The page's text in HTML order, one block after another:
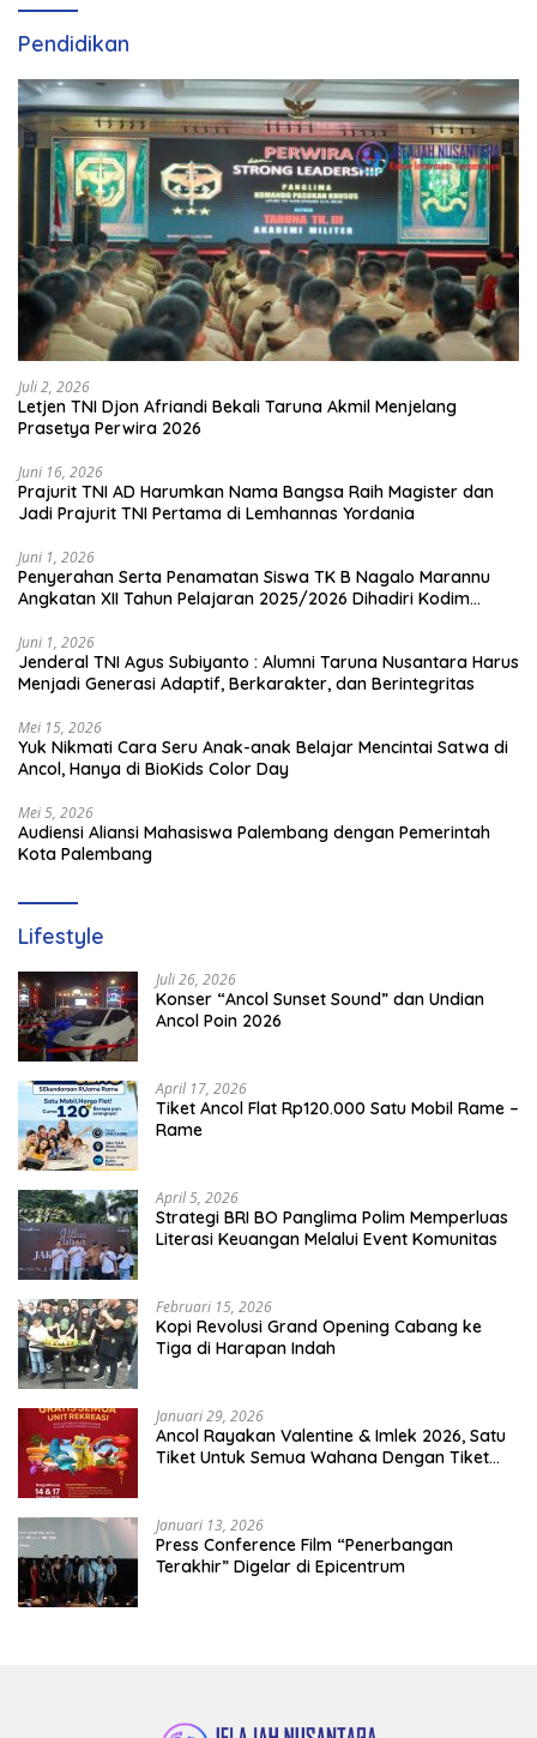
Pendidikan
Juli 2, 2026
Letjen TNI Djon Afriandi Bekali Taruna Akmil Menjelang
Prasetya Perwira 2026
Juni 16, 2026
Prajurit TNI AD Harumkan Nama Bangsa Raih Magister dan
Jadi Prajurit TNI Pertama di Lemhannas Yordania
Juni 1, 2026
Penyerahan Serta Penamatan Siswa TK B Nagalo Marannu
Angkatan XII Tahun Pelajaran 2025/2026 Dihadiri Kodim
Juni 1, 2026
Jenderal TNI Agus Subiyanto : Alumni Taruna Nusantara Harus
Menjadi Generasi Adaptif, Berkarakter, dan Berintegritas
Mei 15, 2026
Yuk Nikmati Cara Seru Anak-anak Belajar Mencintai Satwa di
Ancol, Hanya di BioKids Color Day
Mei 5, 2026
Audiensi Aliansi Mahasiswa Palembang dengan Pemerintah
Kota Palembang
Lifestyle
Juli 26, 2026
Konser “Ancol Sunset Sound” dan Undian
Ancol Poin 2026
April 17, 2026
Tiket Ancol Flat Rp120.000 Satu Mobil Rame –
Rame
April 5, 2026
​Strategi BRI BO Panglima Polim Memperluas
Literasi Keuangan Melalui Event Komunitas
Februari 15, 2026
Kopi Revolusi Grand Opening Cabang ke
Tiga di Harapan Indah
Januari 29, 2026
Ancol Rayakan Valentine & Imlek 2026, Satu
Tiket Untuk Semua Wahana Dengan Tiket
Januari 13, 2026
Press Conference Film “Penerbangan
Terakhir” Digelar di Epicentrum